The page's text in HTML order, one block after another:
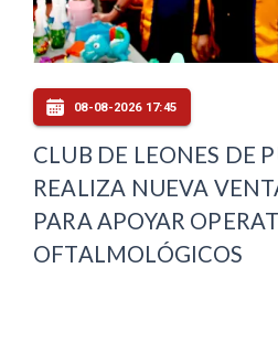
08-08-2026 17:45
CLUB DE LEONES DE
REALIZA NUEVA
PARA APOYAR
OFTALMOLÓGICOS